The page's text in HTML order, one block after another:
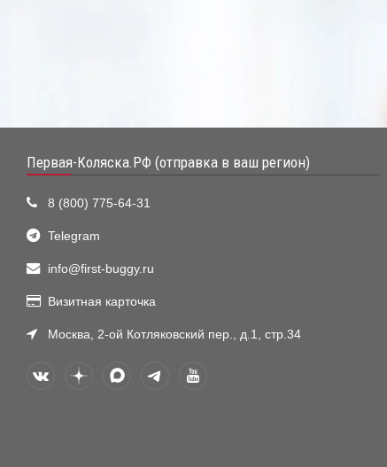
Первая-Коляска.РФ (отправка в ваш регион)
8 (800) 775-64-31
Telegram
info@first-buggy.ru
Визитная карточка
Москва, 2-ой Котляковский пер., д.1, стр.34